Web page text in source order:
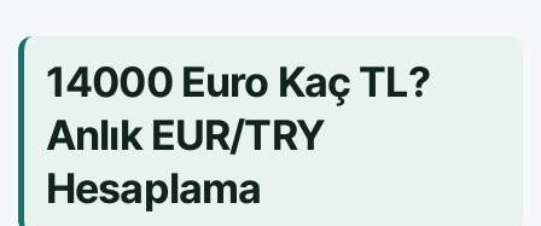
14000 Euro Kaç TL?
Anlık EUR/TRY
Hesaplama